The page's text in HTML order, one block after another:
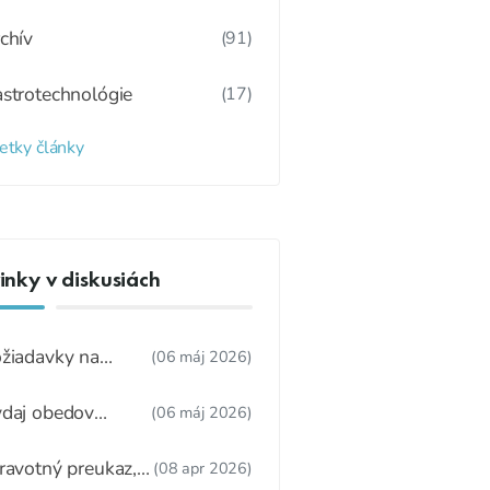
(91)
(17)
články
v diskusiách
na
(06 máj 2026)
obedov
(06 máj 2026)
preukaz,
(08 apr 2026)